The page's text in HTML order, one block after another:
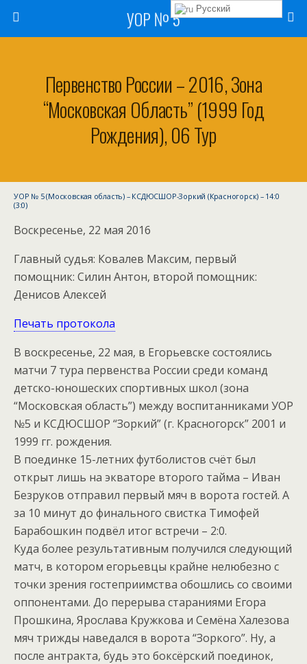
УОР № 5
Первенство России – 2016, Зона
“Московская Область” (1999 Год
Рождения), 06 Тур
УОР № 5 (Московская область) – КСДЮСШОР-Зоркий (Красногорск) – 14:0
(3:0)
Воскресенье, 22 мая 2016
Главный судья: Ковалев Максим, первый
помощник: Силин Антон, второй помощник:
Денисов Алексей
Печать протокола
В воскресенье, 22 мая, в Егорьевске состоялись
матчи 7 тура первенства России среди команд
детско-юношеских спортивных школ (зона
“Московская область”) между воспитанниками УОР
№5 и КСДЮСШОР “Зоркий” (г. Красногорск” 2001 и
1999 гг. рождения.
В поединке 15-летних футболистов счёт был
открыт лишь на экваторе второго тайма – Иван
Безруков отправил первый мяч в ворота гостей. А
за 10 минут до финального свистка Тимофей
Барабошкин подвёл итог встречи – 2:0.
Куда более результативным получился следующий
матч, в котором егорьевцы крайне нелюбезно с
точки зрения гостеприимства обошлись со своими
оппонентами. До перерыва стараниями Егора
Прошкина, Ярослава Кружкова и Семёна Халезова
мяч трижды наведался в ворота “Зоркого”. Ну, а
после антракта, будь это боксёрский поединок,
Русский